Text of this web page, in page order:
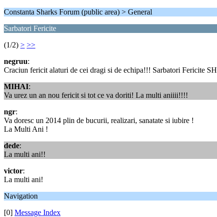
Constanta Sharks Forum (public area) > General
Sarbatori Fericite
(1/2) > >>
negruu:
Craciun fericit alaturi de cei dragi si de echipa!!! Sarbatori Fericite
MIHAI:
Va urez un an nou fericit si tot ce va doriti! La multi aniiii!!!!
ngr:
Va doresc un 2014 plin de bucurii, realizari, sanatate si iubire !
La Multi Ani !
dede:
La multi ani!!
victor:
La multi ani!
Navigation
[0] Message Index